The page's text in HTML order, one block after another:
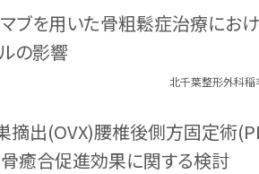
ブを用いた骨粗鬆症治療にお
の影響
北千葉整形外科稲
摘出(OVX)腰椎後側方固定術
癒合促進効果に関する検討